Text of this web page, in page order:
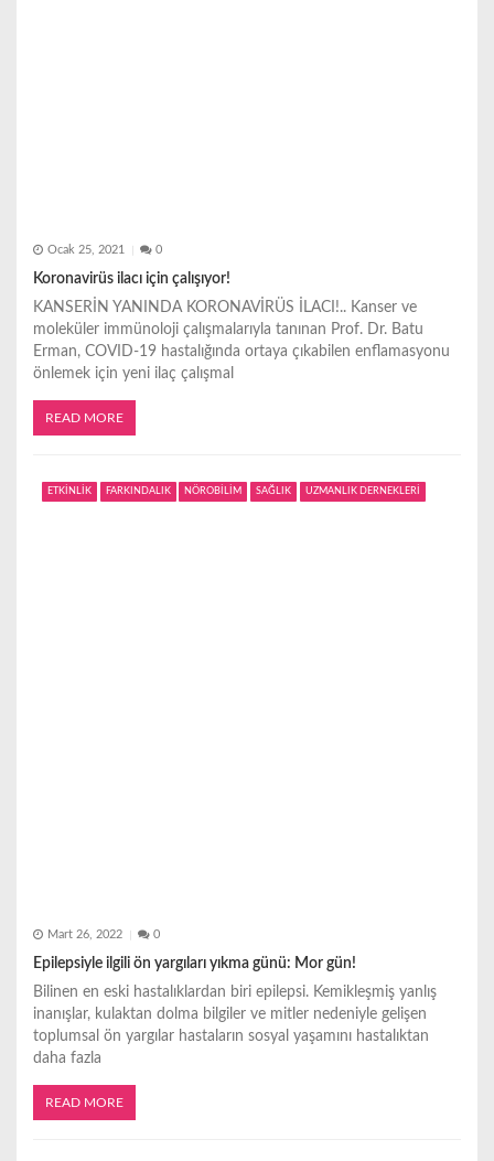
Ocak 25, 2021 0
Koronavirüs ilacı için çalışıyor!
KANSERİN YANINDA KORONAVİRÜS İLACI!.. Kanser ve
moleküler immünoloji çalışmalarıyla tanınan Prof. Dr. Batu
Erman, COVID-19 hastalığında ortaya çıkabilen enflamasyonu
önlemek için yeni ilaç çalışmal
READ MORE
ETKİNLİK FARKINDALIK NÖROBİLİM SAĞLIK UZMANLIK DERNEKLERİ
Mart 26, 2022 0
Epilepsiyle ilgili ön yargıları yıkma günü: Mor gün!
Bilinen en eski hastalıklardan biri epilepsi. Kemikleşmiş yanlış
inanışlar, kulaktan dolma bilgiler ve mitler nedeniyle gelişen
toplumsal ön yargılar hastaların sosyal yaşamını hastalıktan
daha fazla
READ MORE